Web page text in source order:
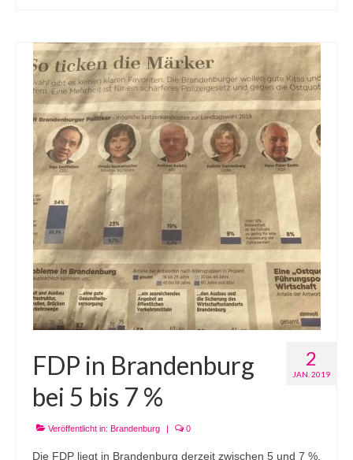
2
JAN. 2019
FDP in Brandenburg
bei 5 bis 7 %
Veröffentlicht in: Brandenburg | 0
Die FDP liegt in Brandenburg derzeit zwischen 5 und 7 %.